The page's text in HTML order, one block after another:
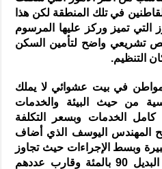
في تلك المنطقة لكن هذا
التي تميز وركز عليها المرسوم
بنص تشريعي واضح لتأمين السكن
التنظيم.
في بيت عشوائي لا يملك
من حيث البيئة والخدمات
الخدمات وبسعر التكلفة
المهندس اليوسف الذي أضاف
وبسط الإجراءات حيث تجاوز
عدد المستفيدين من السكن البديل 90 بالمئة وقارب عددهم